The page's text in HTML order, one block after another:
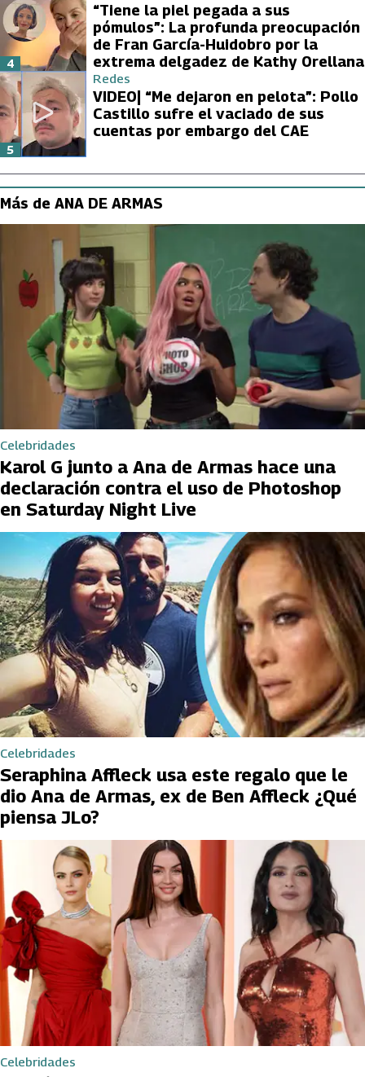
“Tiene la piel pegada a sus
pómulos”: La profunda preocupación
de Fran García-Huidobro por la
extrema delgadez de Kathy Orellana
4
Redes
VIDEO| “Me dejaron en pelota”: Pollo
Castillo sufre el vaciado de sus
cuentas por embargo del CAE
5
Más de ANA DE ARMAS
Celebridades
Karol G junto a Ana de Armas hace una
declaración contra el uso de Photoshop
en Saturday Night Live
Celebridades
Seraphina Affleck usa este regalo que le
dio Ana de Armas, ex de Ben Affleck ¿Qué
piensa JLo?
Celebridades